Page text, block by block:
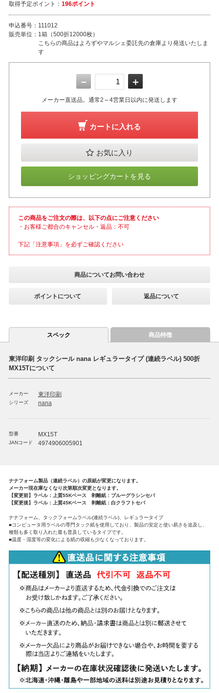
取得予定ポイント： 196ポイント
申込番号： 111012
販売単位： 1箱（500折12000枚）
こちらの商品はよろずやマルシェ委託先の倉庫より発送いたしま
す
－ ＋
メーカー直送品。通常2～4営業日以内に発送します
カートに入れる
お気に入り
ショッピングカートを見る
この商品をご注文の際は、以下の点にご注意ください
・お客様ご都合のキャンセル・返品：不可
下記「注意事項」を必ずご確認ください
商品についてお問い合わせ
ポイントについて 返品について
スペック 商品特徴
東洋印刷 タックシール nana レギュラータイプ (連続ラベル) 500折
MX15Tについて
メーカー 東洋印刷
シリーズ nana
型番 MX15T
JANコード 4974906005901
ナナフォーム製品（連続ラベル）の原紙が変更になります。
メーカー現在庫なくなり次第順次変更となります。
【変更前】ラベル：上質55Kベース 剥離紙：ブルーグラシンセパ
【変更後】ラベル：上質45Kベース 剥離紙：白クラフトセパ
ナナフォーム、タックフォームラベル(連続ラベル)、レギュラータイプ
■コンピュータ用ラベルの専門タック紙を使用しており、製品の安定と使い易さを追及し、
種類も多く取り入れた最も普及しているタイプです。
■温度・湿度等の変化による紙の収縮も少なくなっております。